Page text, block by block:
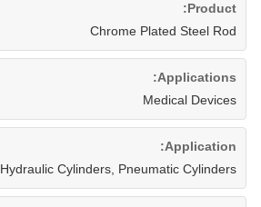
Product:
Chrome Plated Steel Rod
Applications:
Medical Devices
Application:
Hydraulic Cylinders, Pneumatic Cylinders